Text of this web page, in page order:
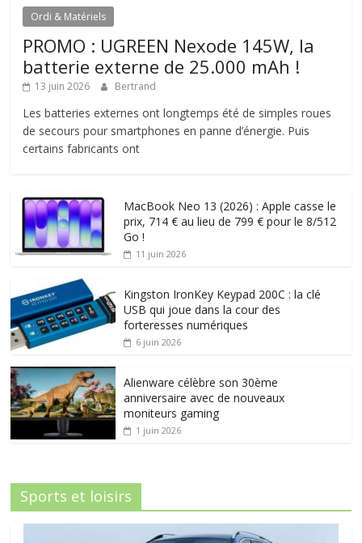
Ordi & Matériels
PROMO : UGREEN Nexode 145W, la
batterie externe de 25.000 mAh !
13 juin 2026 Bertrand
Les batteries externes ont longtemps été de simples roues
de secours pour smartphones en panne d’énergie. Puis
certains fabricants ont
MacBook Neo 13 (2026) : Apple casse le
prix, 714 € au lieu de 799 € pour le 8/512
Go !
11 juin 2026
Kingston IronKey Keypad 200C : la clé
USB qui joue dans la cour des
forteresses numériques
6 juin 2026
Alienware célèbre son 30ème
anniversaire avec de nouveaux
moniteurs gaming
1 juin 2026
Sports et loisirs